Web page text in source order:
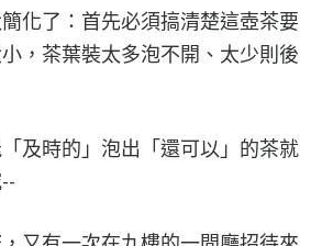
化了：首先必須搞清楚這壺茶要
，茶葉裝太多泡不開、太少則後
及時的」泡出「還可以」的茶就